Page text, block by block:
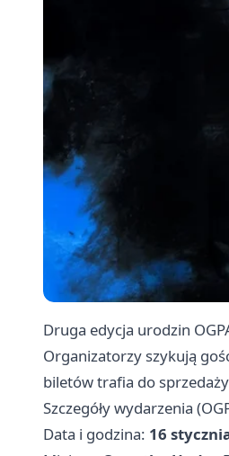
Druga edycja urodzin
Organizatorzy szykują
biletów trafia do
Szczegóły wydarzenia
Data i godzina: 16